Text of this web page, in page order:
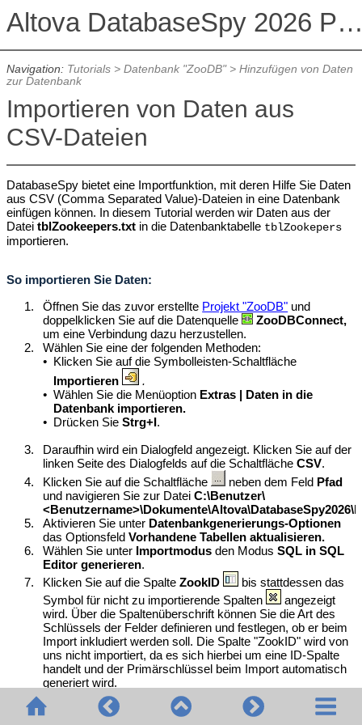
Altova DatabaseSpy 2026
Navigation: Tutorials> Datenbank "ZooDB"> Hinzufügen von Daten
zur Datenbank
Importieren von Daten aus
CSV-Dateien
DatabaseSpy bietet eine Importfunktion, mit deren Hilfe Sie Daten
aus CSV (Comma Separated Value)-Dateien in eine Datenbank
einfügen können. In diesem Tutorial werden wir Daten aus der
Datei tblZookeepers.txt in die Datenbanktabelle tblZookepers
importieren.
So importieren Sie Daten:
1.
Öffnen Sie das zuvor erstellte Projekt "ZooDB" und
doppelklicken Sie auf die Datenquelle
ZooDBConnect,
um eine Verbindung dazu herzustellen.
2.
Wählen Sie eine der folgenden Methoden:
• Klicken Sie auf die Symbolleisten-Schaltfläche
Importieren
.
• Wählen Sie die Menüoption Extras | Daten in die
Datenbank importieren.
• Drücken Sie Strg+I.
3.
Daraufhin wird ein Dialogfeld angezeigt. Klicken Sie auf der
linken Seite des Dialogfelds auf die SchaltflächeCSV.
4.
Klicken Sie auf die Schaltfläche neben dem Feld Pfad
und navigieren Sie zur DateiC:\Benutzer\
5.
Aktivieren Sie unter Datenbankgenerierungs-Optionen
das OptionsfeldVorhandene Tabellen aktualisieren.
6.
Wählen Sie unter Importmodus den ModusSQL in SQL
Editor generieren.
7.
Klicken Sie auf die SpalteZookID
bis stattdessen das
Symbol für nicht zu importierende Spalten
angezeigt
wird. Über die Spaltenüberschrift können Sie die Art des
Schlüssels der Felder definieren und festlegen, ob er beim
Import inkludiert werden soll. Die Spalte "ZookID" wird von
uns nicht importiert, da es sich hierbei um eine ID-Spalte
handelt und der Primärschlüssel beim Import automatisch
generiert wird.